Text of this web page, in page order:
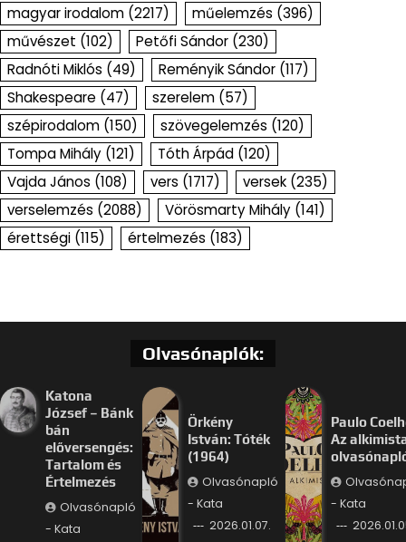
magyar irodalom (2217) műelemzés (396)
művészet (102) Petőfi Sándor (230)
Radnóti Miklós (49) Reményik Sándor (117)
Shakespeare (47) szerelem (57)
szépirodalom (150) szövegelemzés (120)
Tompa Mihály (121) Tóth Árpád (120)
Vajda János (108) vers (1717) versek (235)
verselemzés (2088) Vörösmarty Mihály (141)
érettségi (115) értelmezés (183)
Olvasónaplók:
Katona
József – Bánk
bán
előversengés:
Tartalom és
Értelmezés
Olvasónapló
- Kata
Örkény
István: Tóték
(1964)
Olvasónapló
- Kata
2026.01.07.
Paulo
Az
- Kata